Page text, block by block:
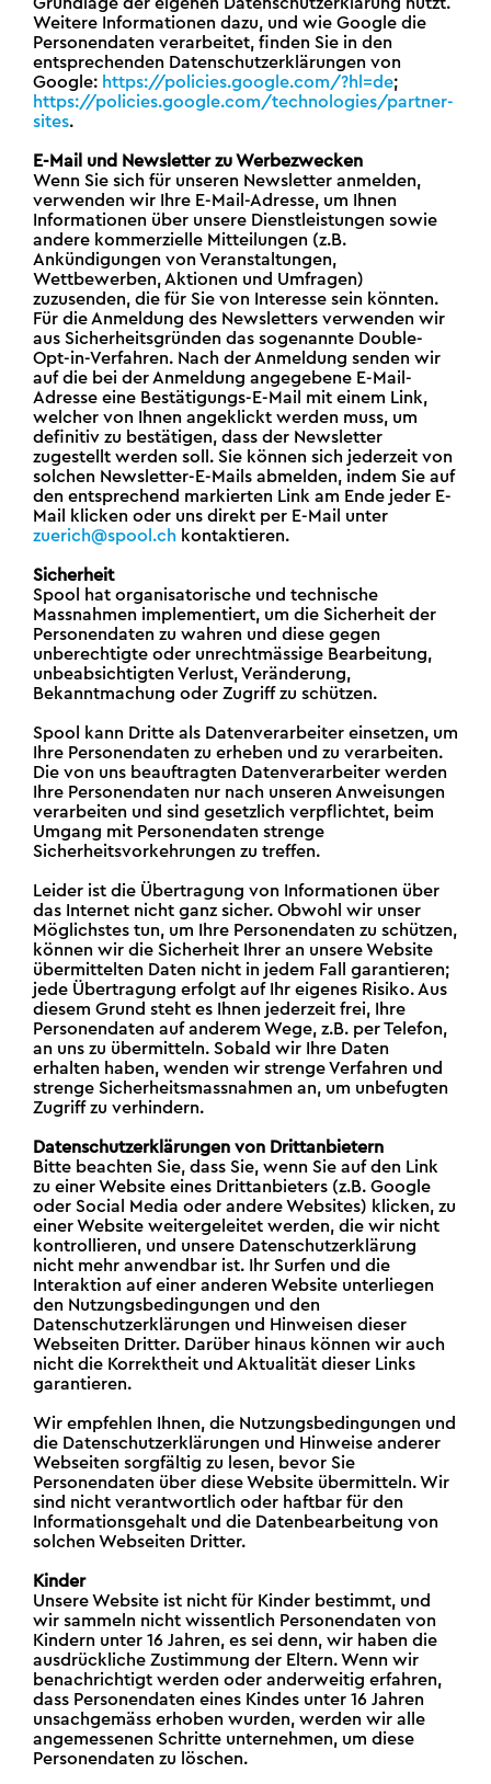
Weitere Informationen dazu, und wie Google die
Personendaten verarbeitet, finden Sie in den
entsprechenden Datenschutzerklärungen von
Google: https://policies.google.com/?hl=de;
https://policies.google.com/technologies/partner-
sites.
E-Mail und Newsletter zu Werbezwecken
Wenn Sie sich für unseren Newsletter anmelden,
verwenden wir Ihre E-Mail-Adresse, um Ihnen
Informationen über unsere Dienstleistungen sowie
andere kommerzielle Mitteilungen (z.B.
Ankündigungen von Veranstaltungen,
Wettbewerben, Aktionen und Umfragen)
zuzusenden, die für Sie von Interesse sein könnten.
Für die Anmeldung des Newsletters verwenden wir
aus Sicherheitsgründen das sogenannte Double-
Opt-in-Verfahren. Nach der Anmeldung senden wir
auf die bei der Anmeldung angegebene E-Mail-
Adresse eine Bestätigungs-E-Mail mit einem Link,
welcher von Ihnen angeklickt werden muss, um
definitiv zu bestätigen, dass der Newsletter
zugestellt werden soll. Sie können sich jederzeit von
solchen Newsletter-E-Mails abmelden, indem Sie auf
den entsprechend markierten Link am Ende jeder E-
Mail klicken oder uns direkt per E-Mail unter
zuerich@spool.ch kontaktieren.
Sicherheit
Spool hat organisatorische und technische
Massnahmen implementiert, um die Sicherheit der
Personendaten zu wahren und diese gegen
unberechtigte oder unrechtmässige Bearbeitung,
unbeabsichtigten Verlust, Veränderung,
Bekanntmachung oder Zugriff zu schützen.
Spool kann Dritte als Datenverarbeiter einsetzen, um
Ihre Personendaten zu erheben und zu verarbeiten.
Die von uns beauftragten Datenverarbeiter werden
Ihre Personendaten nur nach unseren Anweisungen
verarbeiten und sind gesetzlich verpflichtet, beim
Umgang mit Personendaten strenge
Sicherheitsvorkehrungen zu treffen.
Leider ist die Übertragung von Informationen über
das Internet nicht ganz sicher. Obwohl wir unser
Möglichstes tun, um Ihre Personendaten zu schützen,
können wir die Sicherheit Ihrer an unsere Website
übermittelten Daten nicht in jedem Fall garantieren;
jede Übertragung erfolgt auf Ihr eigenes Risiko. Aus
diesem Grund steht es Ihnen jederzeit frei, Ihre
Personendaten auf anderem Wege, z.B. per Telefon,
an uns zu übermitteln. Sobald wir Ihre Daten
erhalten haben, wenden wir strenge Verfahren und
strenge Sicherheitsmassnahmen an, um unbefugten
Zugriff zu verhindern.
Datenschutzerklärungen von Drittanbietern
Bitte beachten Sie, dass Sie, wenn Sie auf den Link
zu einer Website eines Drittanbieters (z.B. Google
oder Social Media oder andere Websites) klicken, zu
einer Website weitergeleitet werden, die wir nicht
kontrollieren, und unsere Datenschutzerklärung
nicht mehr anwendbar ist. Ihr Surfen und die
Interaktion auf einer anderen Website unterliegen
den Nutzungsbedingungen und den
Datenschutzerklärungen und Hinweisen dieser
Webseiten Dritter. Darüber hinaus können wir auch
nicht die Korrektheit und Aktualität dieser Links
garantieren.
Wir empfehlen Ihnen, die Nutzungsbedingungen und
die Datenschutzerklärungen und Hinweise anderer
Webseiten sorgfältig zu lesen, bevor Sie
Personendaten über diese Website übermitteln. Wir
sind nicht verantwortlich oder haftbar für den
Informationsgehalt und die Datenbearbeitung von
solchen Webseiten Dritter.
Kinder
Unsere Website ist nicht für Kinder bestimmt, und
wir sammeln nicht wissentlich Personendaten von
Kindern unter 16 Jahren, es sei denn, wir haben die
ausdrückliche Zustimmung der Eltern. Wenn wir
benachrichtigt werden oder anderweitig erfahren,
dass Personendaten eines Kindes unter 16 Jahren
unsachgemäss erhoben wurden, werden wir alle
angemessenen Schritte unternehmen, um diese
Personendaten zu löschen.